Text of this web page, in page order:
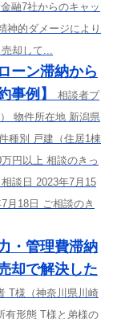
融7社からのキャッ
神的ダメージにより
却して...
ーン滞納から
事例】
相談者プ
物件所在地 新潟県
種別 戸建（住居1棟
円以上 相談のきっ
談日 2023年7月15
月18日 ご相談のき
・管理費滞納
却で解決した
T様（神奈川県川崎
有形態 T様と弟様の